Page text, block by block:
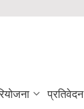
प्रतिवेदन